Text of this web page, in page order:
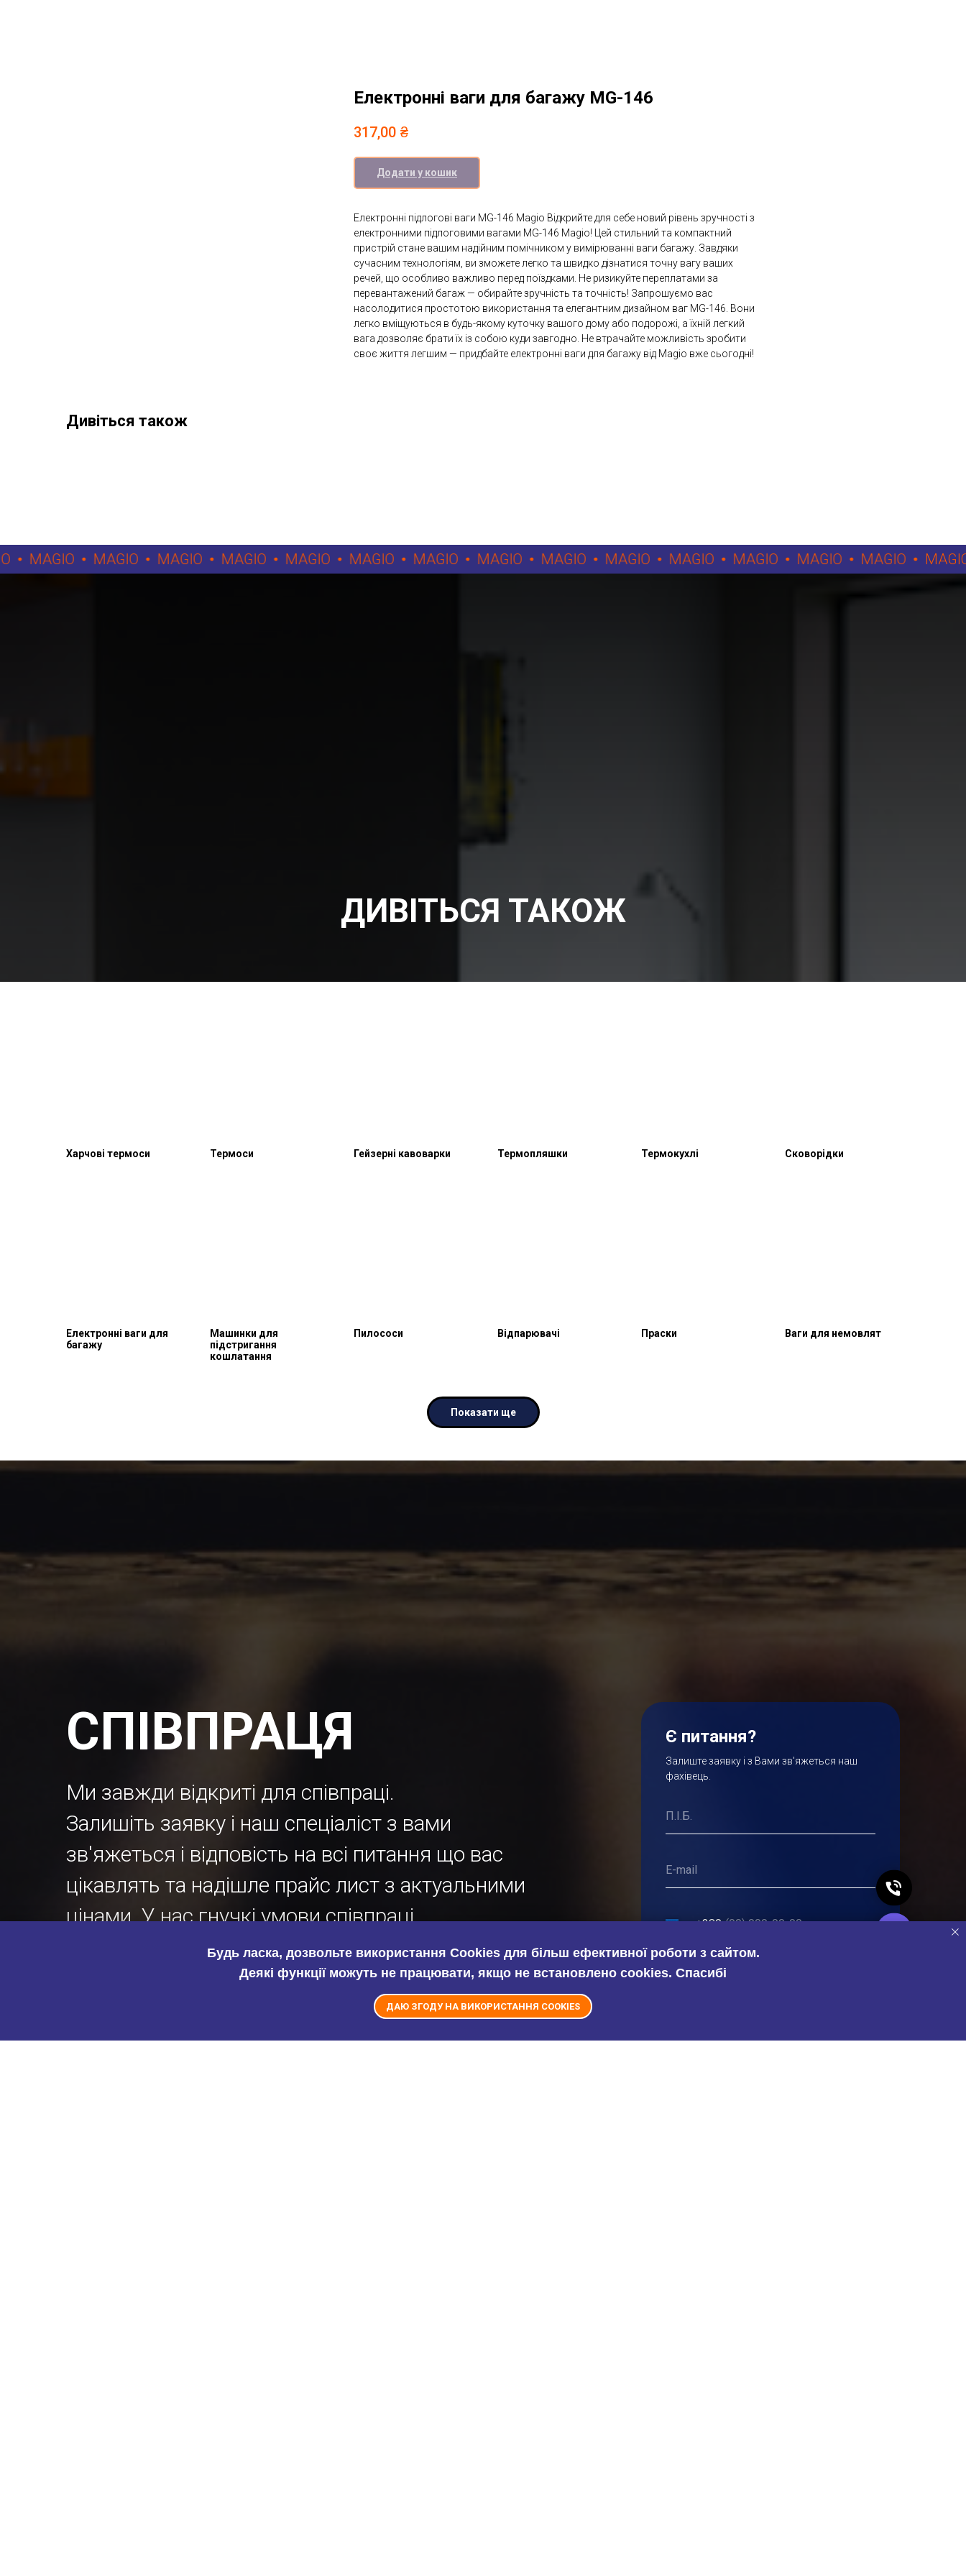
Будь ласка, дозвольте використання Cookies для більш ефективної роботи з сайтом.
Деякі функції можуть не працювати, якщо не встановлено cookies. Спасибі
ДАЮ ЗГОДУ НА ВИКОРИСТАННЯ COOKIES
Електронні ваги для багажу MG-146
317,00 ₴
Додати у кошик
Електронні підлогові ваги MG-146 Magio Відкрийте для себе новий рівень зручності з
електронними підлоговими вагами MG-146 Magio! Цей стильний та компактний
пристрій стане вашим надійним помічником у вимірюванні ваги багажу. Завдяки
сучасним технологіям, ви зможете легко та швидко дізнатися точну вагу ваших
речей, що особливо важливо перед поїздками. Не ризикуйте переплатами за
перевантажений багаж — обирайте зручність та точність! Запрошуємо вас
насолодитися простотою використання та елегантним дизайном ваг MG-146. Вони
легко вміщуються в будь-якому куточку вашого дому або подорожі, а їхній легкий
вага дозволяє брати їх із собою куди завгодно. Не втрачайте можливість зробити
своє життя легшим — придбайте електронні ваги для багажу від Magio вже сьогодні!
Дивіться також
MAGIO MAGIO MAGIO MAGIO MAGIO MAGIO MAGIO MAGIO MAGIO MAGIO MAGIO MAGIO MAGIO MAGIO MAGIO
ДИВІТЬСЯ ТАКОЖ
Харчові термоси Термоси Гейзерні кавоварки Термопляшки Термокухлі Сковорідки
Електронні ваги для
багажу
Машинки для
підстригання
кошлатання
Пилососи Відпарювачі Праски Ваги для немовлят
Показати ще
СПІВПРАЦЯ
Ми завжди відкриті для співпраці.
Залишіть заявку і наш спеціаліст з вами
зв'яжеться і відповість на всі питання що вас
цікавлять та надішле прайс лист з актуальними
цінами. У нас гнучкі умови співпраці.
Є питання?
Залиште заявку і з Вами зв'яжеться наш
фахівець.
+380